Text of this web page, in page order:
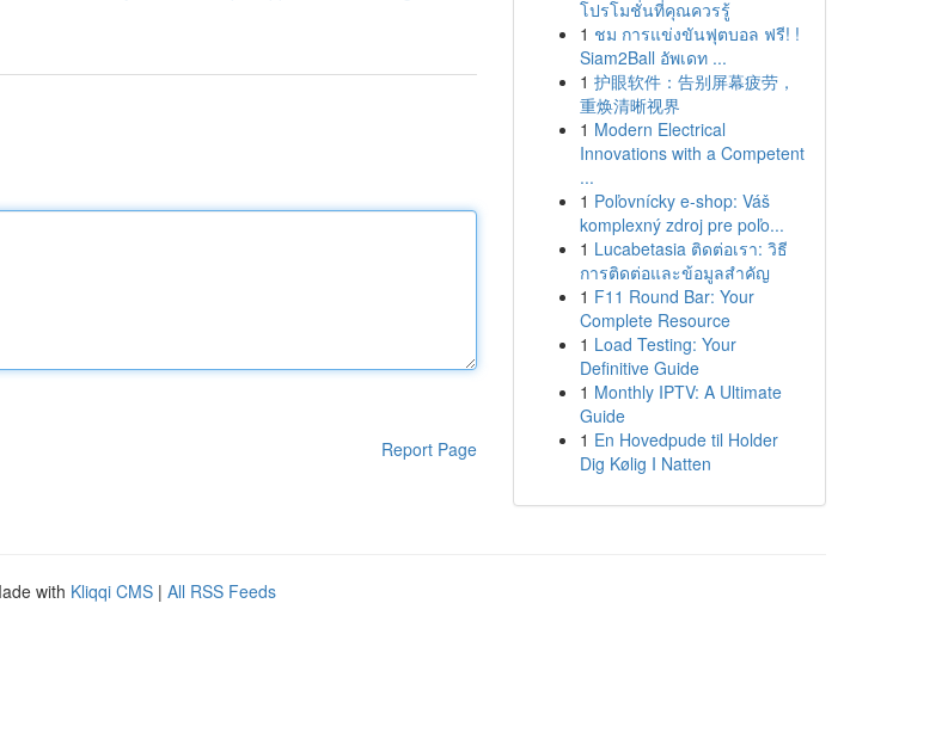
Report Page
โปรโมชั่นที่คุณควรรู้
1 ชม การแข่งขันฟุตบอล ฟรี! !
Siam2Ball อัพเดท ...
1 护眼软件：告别屏幕疲劳，
重焕清晰视界
1 Modern Electrical
Innovations with a Competent
...
1 Poľovnícky e-shop: Váš
komplexný zdroj pre poľo...
1 Lucabetasia ติดต่อเรา: วิธี
การติดต่อและข้อมูลสำคัญ
1 F11 Round Bar: Your
Complete Resource
1 Load Testing: Your
Definitive Guide
1 Monthly IPTV: A Ultimate
Guide
1 En Hovedpude til Holder
Dig Kølig I Natten
with Kliqqi CMS | All RSS Feeds